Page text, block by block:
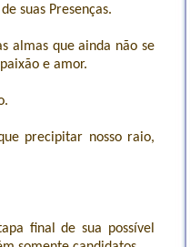
suas Presenças.
almas que ainda não se
e amor.
precipitar nosso raio,
final de sua possível